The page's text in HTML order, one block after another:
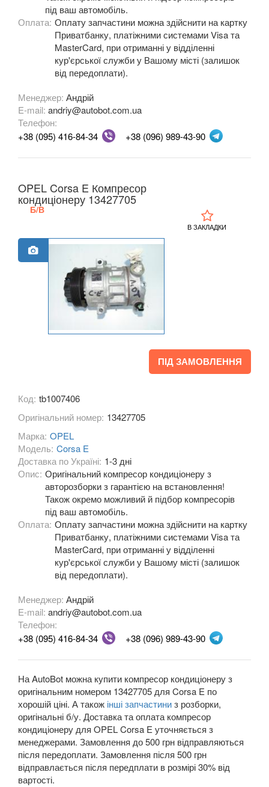
Meriva B
Mokka
Mokka X
Movano B (X62)
Signum
Speedster
Vectra C
Zafira B (A05)
Zafira C (P12)
PEUGEOT
keyboard_arrow_down
keyboard_arrow_down
SAAB
SEAT
SKODA
SMART
SUBARU keyboard_arrow_down
SUZUKI keyboard_arrow_down
TESLA
TOYOTA
VOLKSWAGEN
VOLVO
під ваш автомобіль.
Оплата: Оплату запчастини можна здійснити на картку
Приватбанку, платіжними системами Visa та
MasterCard, при отриманні у відділенні
кур'єрської служби у Вашому місті (залишок
від передоплати).
Менеджер: Андрій
E-mail: andriy@autobot.com.ua
Телефон:
+38 (095) 416-84-34
+38 (096) 989-43-90
OPEL Corsa E Компресор
кондиціонеру 13427705
Б/В
ПІД ЗАМОВЛЕННЯ
В ЗАКЛАДКИ
Код: tb1007406
Оригінальний номер: 13427705
Марка: OPEL
Модель: Corsa E
Доставка по Україні: 1-3 дні
Опис: Оригінальний компресор кондиціонеру з
авторозборки з гарантією на встановлення!
Також окремо можливий й підбор компресорів
під ваш автомобіль.
Оплата: Оплату запчастини можна здійснити на картку
Приватбанку, платіжними системами Visa та
MasterCard, при отриманні у відділенні
кур'єрської служби у Вашому місті (залишок
від передоплати).
Менеджер: Андрій
E-mail: andriy@autobot.com.ua
Телефон:
+38 (095) 416-84-34
+38 (096) 989-43-90
На AutoBot можна купити компресор кондиціонеру з
оригінальним номером 13427705 для Corsa E по
хорошій ціні. А також інші запчастиниз розборки,
оригінальні б/у. Доставка та оплата компресор
кондиціонеру для OPEL Corsa E уточняється з
менеджерами. Замовлення до 500 грн відправляються
після передоплати. Замовлення після 500 грн
відправлається після передплати в розмірі 30% від
вартості.